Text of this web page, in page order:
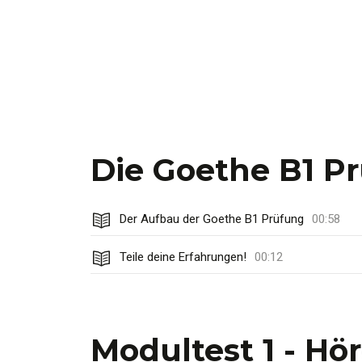
Die Goethe B1
Der Aufbau der Goethe B1 Prüfung 00:58
Teile deine Erfahrungen! 00:12
Modultest 1 -